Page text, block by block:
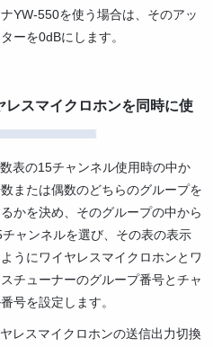
YW-550を使う場合は、そのアッ
ーを0dBにします。
スマイクロホンを同時に使
表の15チャンネル使用時の中か
または偶数のどちらのグループを
かを決め、そのグループの中から
ャンネルを選び、その表の表示
うにワイヤレスマイクロホンとワ
チューナーのグループ番号とチャ
号を設定します。
レスマイクロホンの送信出力切換